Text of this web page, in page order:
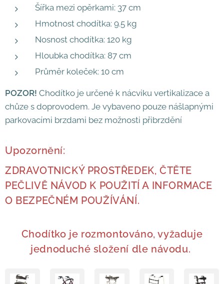
Šířka mezi opěrkami: 37 cm
Hmotnost chodítka: 9.5 kg
Nosnost chodítka: 120 kg
Hloubka chodítka: 87 cm
Průměr koleček: 10 cm
POZOR! Chodítko je určené k nácviku vertikalizace a
chůze s doprovodem. Je vybaveno pouze nášlapnými
parkovacími brzdami bez možnosti přibrzdění
Upozornění:
ZDRAVOTNICKÝ PROSTŘEDEK, ČTĚTE
PEČLIVĚ NÁVOD K POUŽITÍ A INFORMACE
O BEZPEČNÉM POUŽÍVÁNÍ.
Chodítko je rozmontováno, vyžaduje
jednoduché složení dle návodu.